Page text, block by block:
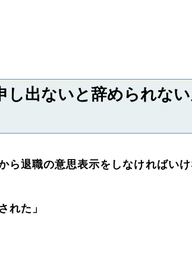
し出ないと辞められな
ら退職の意思表示をしなければい
れた」